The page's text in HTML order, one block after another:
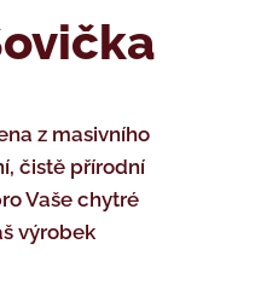
z masivního
čistě přírodní
Vaše chytré
výrobek